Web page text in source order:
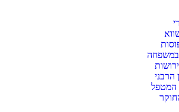
במשפחה
הרבני
המטפל